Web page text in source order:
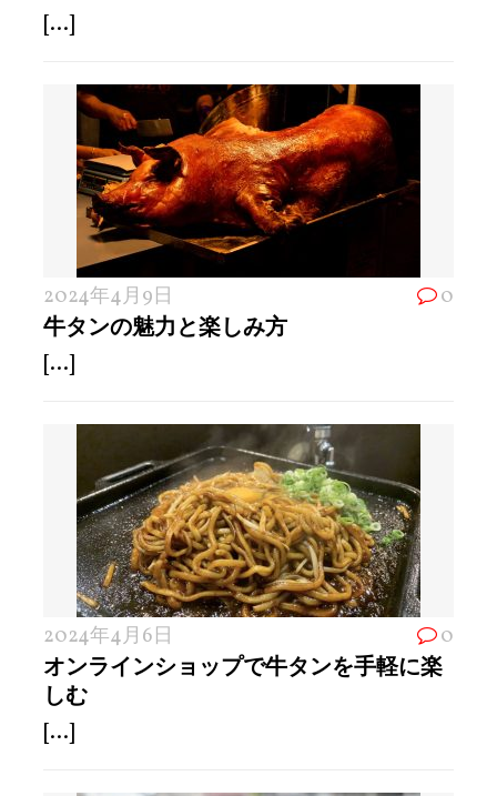
[...]
2024年4月9日 0
牛タンの魅力と楽しみ方
[...]
2024年4月6日 0
オンラインショップで牛タンを手軽に楽
しむ
[...]